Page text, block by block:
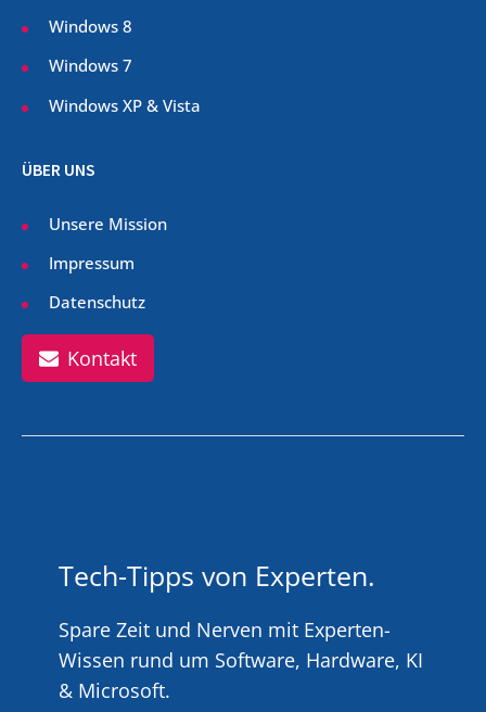
Windows 8
Windows 7
Windows XP & Vista
ÜBER UNS
Unsere Mission
Impressum
Datenschutz
Kontakt
Tech-Tipps von Experten.
Spare Zeit und Nerven mit Experten-
Wissen rund um Software, Hardware, KI
& Microsoft.